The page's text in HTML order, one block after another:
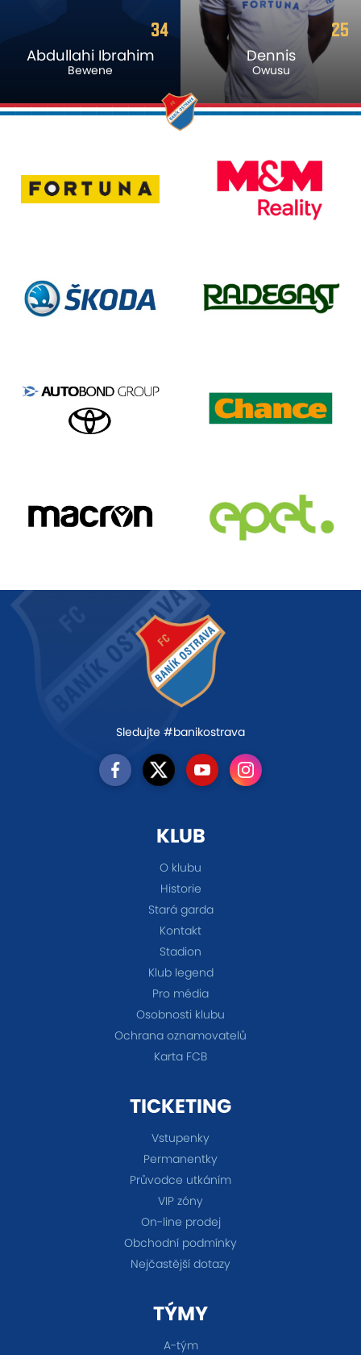
34
Abdullahi Ibrahim
Bewene
25
Dennis
Owusu
Sledujte #banikostrava
KLUB
O klubu
Historie
Stará garda
Kontakt
Stadion
Klub legend
Pro média
Osobnosti klubu
Ochrana oznamovatelů
Karta FCB
TICKETING
Vstupenky
Permanentky
Průvodce utkáním
VIP zóny
On-line prodej
Obchodní podmínky
Nejčastější dotazy
TÝMY
A-tým